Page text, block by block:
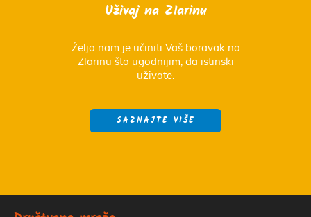
Uživaj na Zlarinu
Želja nam je učiniti Vaš boravak na
Zlarinu što ugodnijim, da istinski
uživate.
SAZNAJTE VIŠE